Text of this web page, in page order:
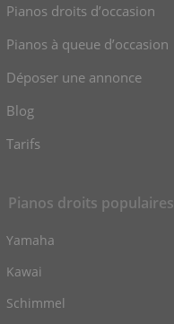
Pianos droits d’occasion
Pianos à queue d’occasion
Déposer une annonce
Blog
Tarifs
Pianos droits populaires
Yamaha
Kawai
Schimmel